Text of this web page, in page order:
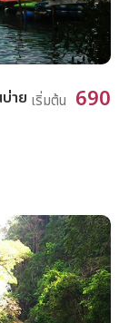
าย เริ่มต้น 690